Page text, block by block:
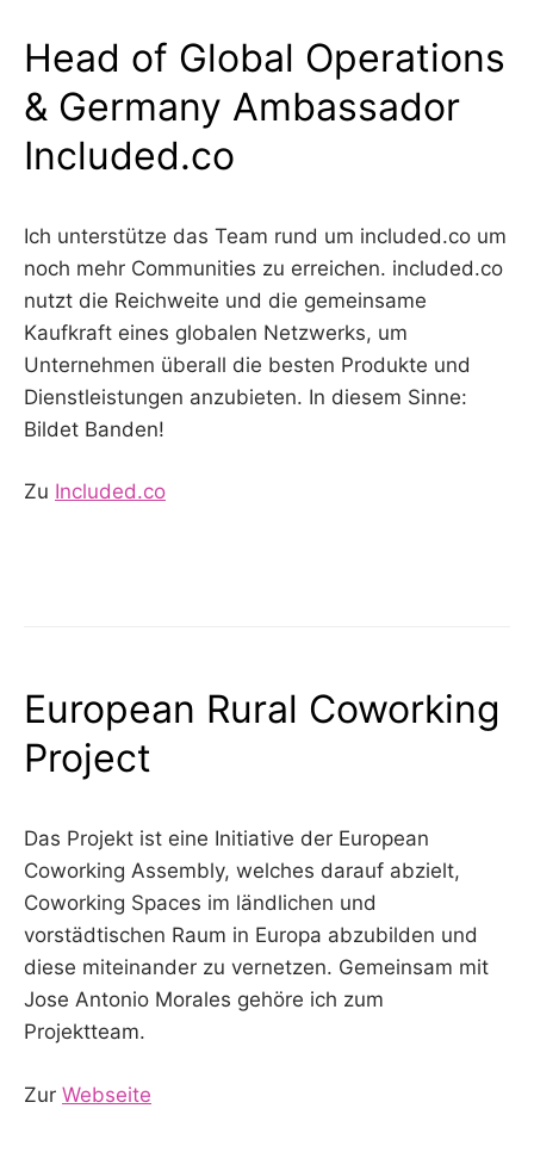
Head of Global Operations
& Germany Ambassador
Included.co
Ich unterstütze das Team rund um included.co um
noch mehr Communities zu erreichen. included.co
nutzt die Reichweite und die gemeinsame
Kaufkraft eines globalen Netzwerks, um
Unternehmen überall die besten Produkte und
Dienstleistungen anzubieten. In diesem Sinne:
Bildet Banden!
Zu Included.co
European Rural Coworking
Project
Das Projekt ist eine Initiative der European
Coworking Assembly, welches darauf abzielt,
Coworking Spaces im ländlichen und
vorstädtischen Raum in Europa abzubilden und
diese miteinander zu vernetzen. Gemeinsam mit
Jose Antonio Morales gehöre ich zum
Projektteam.
Zur Webseite